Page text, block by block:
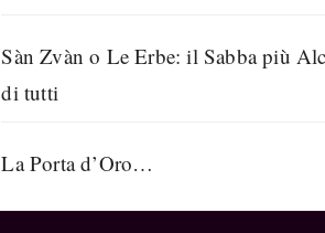
Sàn Zvàn o Le Erbe: il Sabba più
di tutti
La Porta d’Oro…